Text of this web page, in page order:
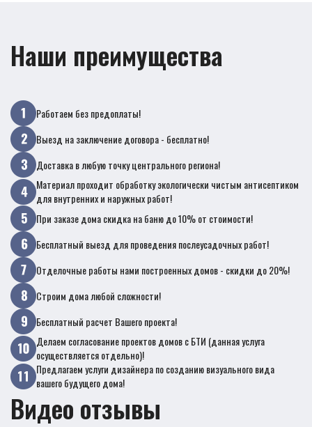
Наши преимущества
Работаем без предоплаты!
Выезд на заключение договора - бесплатно!
Доставка в любую точку центрального региона!
Материал проходит обработку экологически чистым антисептиком
для внутренних и наружных работ!
При заказе дома скидка на баню до 10% от стоимости!
Бесплатный выезд для проведения послеусадочных работ!
Отделочные работы нами построенных домов - скидки до 20%!
Строим дома любой сложности!
Бесплатный расчет Вашего проекта!
Делаем согласование проектов домов с БТИ (данная услуга
осуществляется отдельно)!
Предлагаем услуги дизайнера по созданию визуального вида
вашего будущего дома!
Видео отзывы